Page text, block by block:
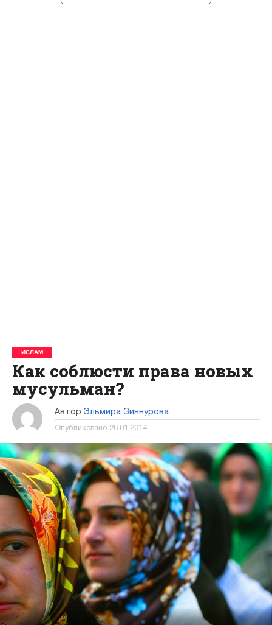
ИСЛАМ
Как соблюсти права новых
мусульман?
Автор Эльмира Зиннурова
Опубликовано 26.01.2014